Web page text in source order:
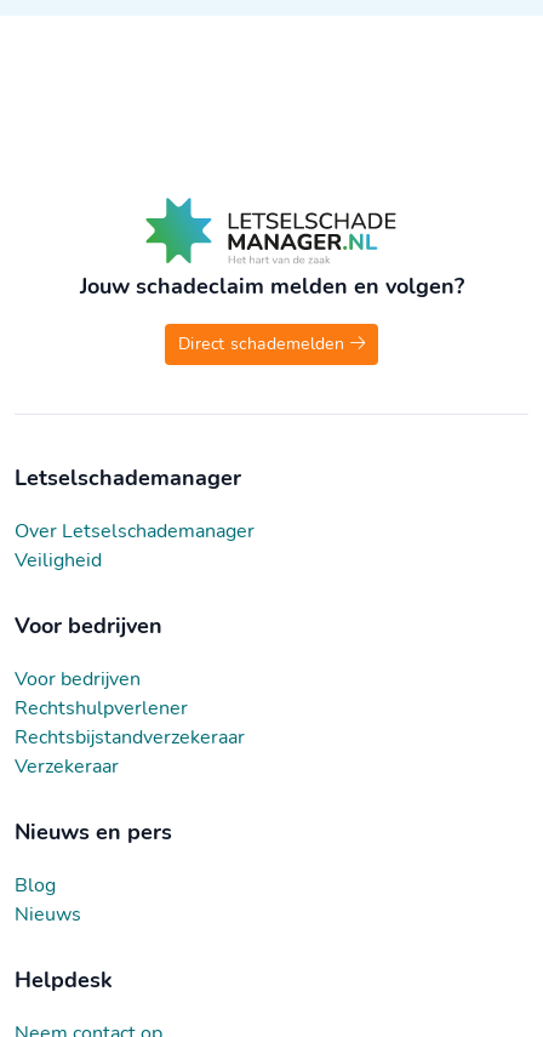
Jouw schadeclaim melden en volgen?
Direct schademelden
Letselschademanager
Over Letselschademanager
Veiligheid
Voor bedrijven
Voor bedrijven
Rechtshulpverlener
Rechtsbijstandverzekeraar
Verzekeraar
Nieuws en pers
Blog
Nieuws
Helpdesk